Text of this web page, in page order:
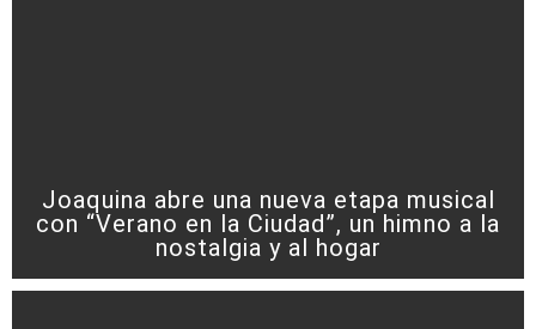
Joaquina abre una nueva etapa musical
con “Verano en la Ciudad”, un himno a la
nostalgia y al hogar